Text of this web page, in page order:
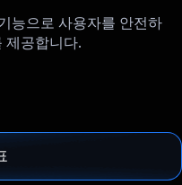
능으로 사용자를 안전하
제공합니다.